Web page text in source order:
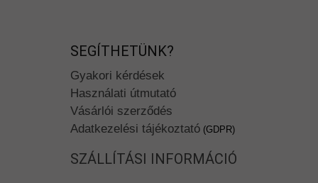
SEGÍTHETÜNK?
Gyakori kérdések
Használati útmutató
Vásárlói szerződés
Adatkezelési tájékoztató (GDPR)
SZÁLLÍTÁSI INFORMÁCIÓ